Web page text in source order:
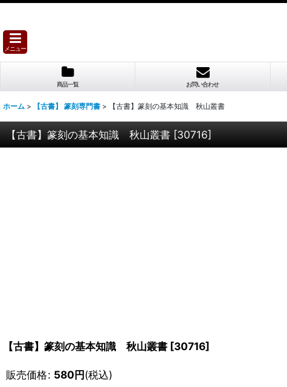
メニュー
商品一覧 お問い合わせ
ホーム > 【古書】 篆刻専門書 > 【古書】篆刻の基本知識 秋山叢書
【古書】篆刻の基本知識 秋山叢書 [30716]
【古書】篆刻の基本知識 秋山叢書 [30716]
販売価格: 580円(税込)